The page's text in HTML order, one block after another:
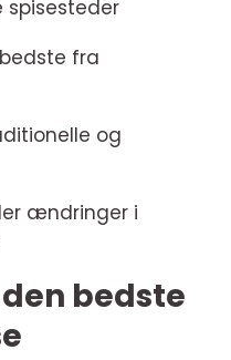
fra
og
ændringer i
bedste